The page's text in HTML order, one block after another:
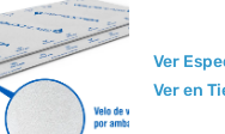
Ver
Ver en